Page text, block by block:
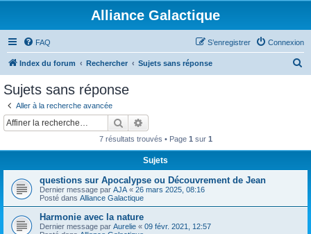
Alliance Galactique
FAQ Connexion
S’enregistrer
Index du forum Rechercher Sujets sans réponse
Sujets sans réponse
Aller à la recherche avancée
Rechercher
7 résultats trouvés • Page 1 sur 1
Sujets
questions sur Apocalypse ou Découvrement de Jean
Dernier message par AJA « 26 mars 2025, 08:16
Posté dans Alliance Galactique
Harmonie avec la nature
Dernier message par Aurelie « 09 févr. 2021, 12:57